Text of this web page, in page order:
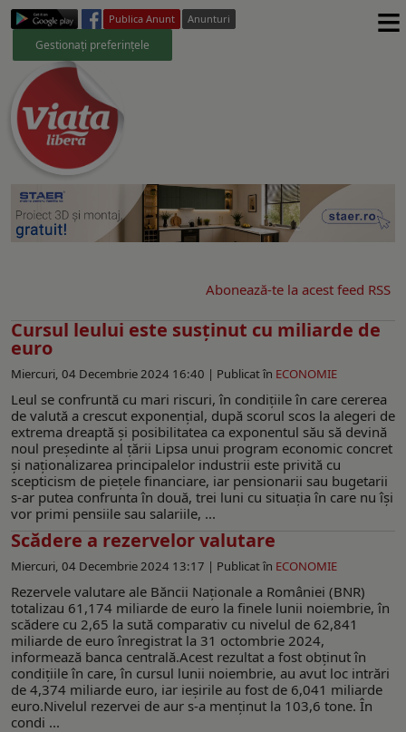
Publica Anunt Anunturi
Gestionați preferințele ≡
Abonează-te la acest feed RSS
Cursul leului este susținut cu miliarde de
euro
Miercuri, 04 Decembrie 2024 16:40 | Publicat în ECONOMIE
Leul se confruntă cu mari riscuri, în condițiile în care cererea
de valută a crescut exponențial, după scorul scos la alegeri de
extrema dreaptă și posibilitatea ca exponentul său să devină
noul președinte al țării Lipsa unui program economic concret
și naționalizarea principalelor industrii este privită cu
scepticism de piețele financiare, iar pensionarii sau bugetarii
s-ar putea confrunta în două, trei luni cu situația în care nu își
vor primi pensiile sau salariile, ...
Scădere a rezervelor valutare
Miercuri, 04 Decembrie 2024 13:17 | Publicat în ECONOMIE
Rezervele valutare ale Băncii Naţionale a României (BNR)
totalizau 61,174 miliarde de euro la finele lunii noiembrie, în
scădere cu 2,65 la sută comparativ cu nivelul de 62,841
miliarde de euro înregistrat la 31 octombrie 2024,
informează banca centrală.Acest rezultat a fost obținut în
condițiile în care, în cursul lunii noiembrie, au avut loc intrări
de 4,374 miliarde euro, iar ieșirile au fost de 6,041 miliarde
euro.Nivelul rezervei de aur s-a menţinut la 103,6 tone. În
condi ...